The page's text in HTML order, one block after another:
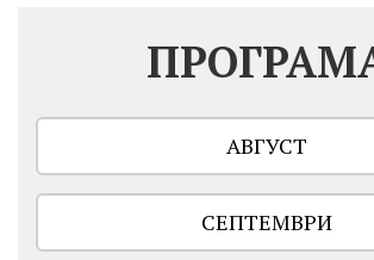
АВГУСТ
СЕПТЕМВРИ